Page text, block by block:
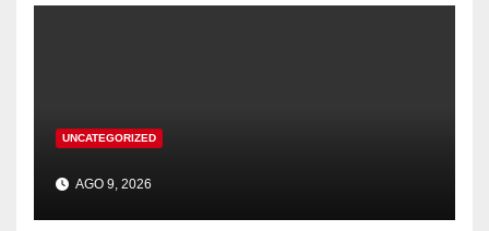
UNCATEGORIZED
AGO 9, 2026